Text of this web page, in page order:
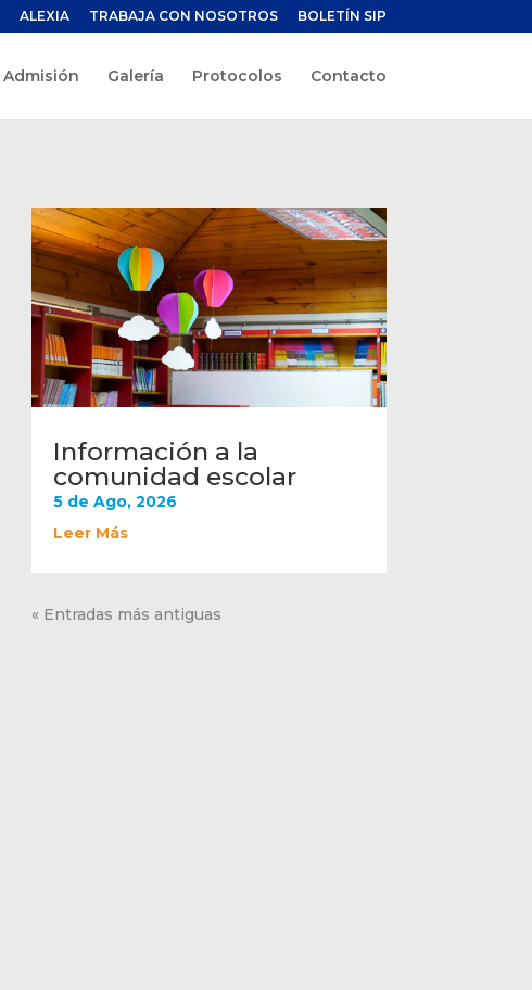
ALEXIA TRABAJA CON NOSOTROS BOLETÍN SIP
Admisión Galería Protocolos Contacto
Información a la
comunidad escolar
5 de Ago, 2026
Leer Más
« Entradas más antiguas